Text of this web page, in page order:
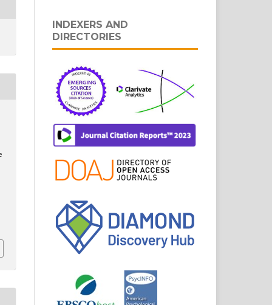
INDEXERS AND
DIRECTORIES